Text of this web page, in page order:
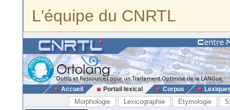
L'équipe du CNRTL
Accueil Portail lexical Corpus
Morphologie Lexicographie Etymologie